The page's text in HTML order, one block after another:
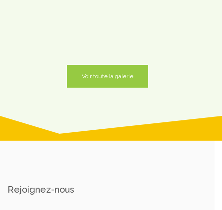
Voir toute la galerie
Rejoignez-nous